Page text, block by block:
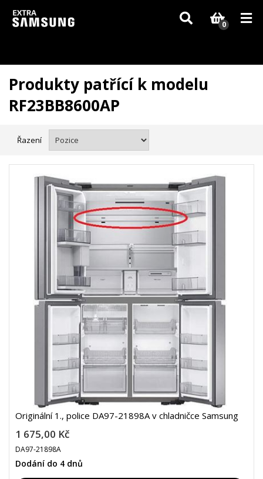
Vzhledem k aktuální situaci se může dodání dílů, které nejsou skladem,
zpozdit. Děkujeme za pochopení.
0
Produkty patřící k modelu
RF23BB8600AP
Řazení
Originální 1., police DA97-21898A v chladničce Samsung
1 675,00 Kč
DA97-21898A
Dodání do 4 dnů